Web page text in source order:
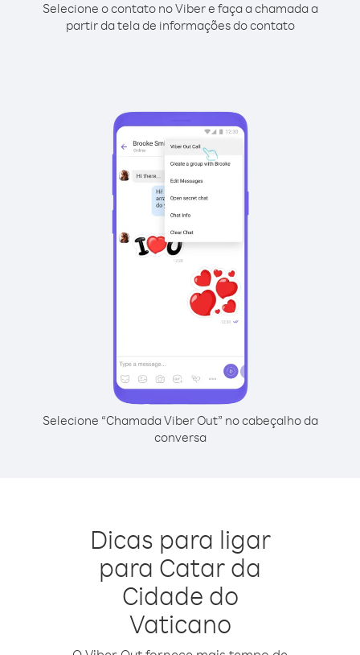
Selecione o contato no Viber e faça a chamada a
partir da tela de informações do contato
Selecione “Chamada Viber Out” no cabeçalho da
conversa
Dicas para ligar
para Catar da
Cidade do
Vaticano